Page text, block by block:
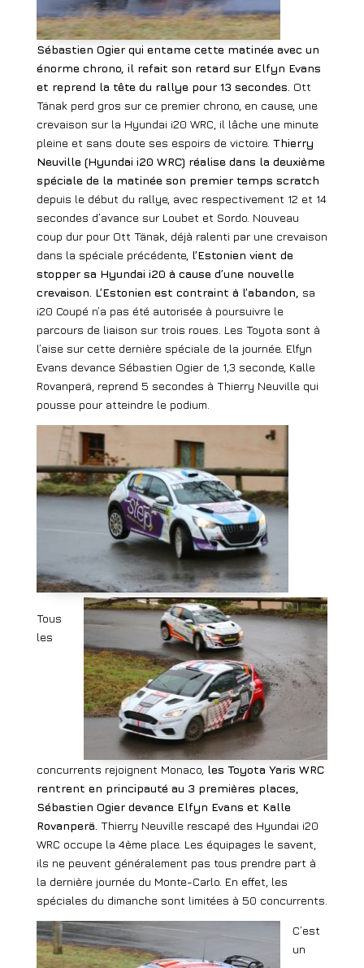
Sébastien Ogier qui entame cette matinée avec un
énorme chrono, il refait son retard sur Elfyn Evans
et reprend la tête du rallye pour 13 secondes. Ott
Tänak perd gros sur ce premier chrono, en cause, une
crevaison sur la Hyundai i20 WRC, il lâche une minute
pleine et sans doute ses espoirs de victoire. Thierry
Neuville (Hyundai i20 WRC) réalise dans la deuxième
spéciale de la matinée son premier temps scratch
depuis le début du rallye, avec respectivement 12 et 14
secondes d’avance sur Loubet et Sordo. Nouveau
coup dur pour Ott Tänak, déjà ralenti par une crevaison
dans la spéciale précédente, l’Estonien vient de
stopper sa Hyundai i20 à cause d’une nouvelle
crevaison. L’Estonien est contraint à l’abandon, sa
i20 Coupé n’a pas été autorisée à poursuivre le
parcours de liaison sur trois roues. Les Toyota sont à
l’aise sur cette dernière spéciale de la journée. Elfyn
Evans devance Sébastien Ogier de 1,3 seconde, Kalle
Rovanperä, reprend 5 secondes à Thierry Neuville qui
pousse pour atteindre le podium.
Tous
les
concurrents rejoignent Monaco, les Toyota Yaris WRC
rentrent en principauté au 3 premières places,
Sébastien Ogier devance Elfyn Evans et Kalle
Rovanperä. Thierry Neuville rescapé des Hyundai i20
WRC occupe la 4ème place. Les équipages le savent,
ils ne peuvent généralement pas tous prendre part à
la dernière journée du Monte-Carlo. En effet, les
spéciales du dimanche sont limitées à 50 concurrents.
C’est
un